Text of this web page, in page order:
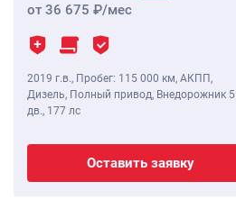
от 36 675 /мес
2019 г.в., Пробег: 115 000 км, АКПП,
Дизель, Полный привод, Внедорожник 5
дв., 177 лс
Оставить заявку